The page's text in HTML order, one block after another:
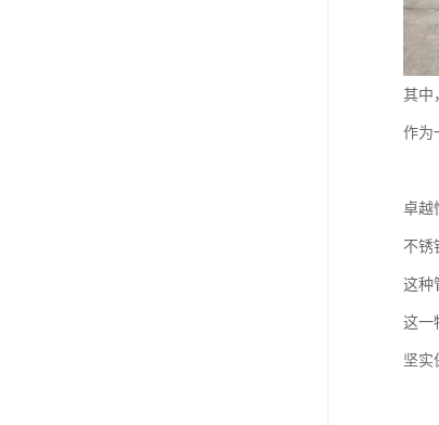
其中
作为
卓越
不锈
这种
这一
坚实